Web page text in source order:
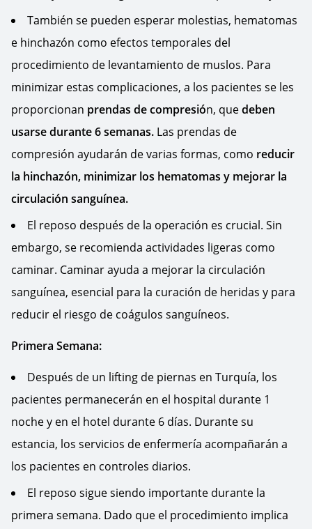
También se pueden esperar molestias, hematomas
e hinchazón como efectos temporales del
procedimiento de levantamiento de muslos. Para
minimizar estas complicaciones, a los pacientes se les
proporcionan prendas de compresión, quedeben
usarse durante 6 semanas. Las prendas de
compresión ayudarán de varias formas, como reducir
la hinchazón, minimizar los hematomas y mejorar la
circulación sanguínea.
El reposo después de la operación es crucial. Sin
embargo, se recomienda actividades ligeras como
caminar. Caminar ayuda a mejorar la circulación
sanguínea, esencial para la curación de heridas y para
reducir el riesgo de coágulos sanguíneos.
Primera Semana:
Después de un lifting de piernas en Turquía, los
pacientes permanecerán en el hospital durante 1
noche y en el hotel durante 6 días. Durante su
estancia, los servicios de enfermería acompañarán a
los pacientes en controles diarios.
El reposo sigue siendo importante durante la
primera semana. Dado que el procedimiento implica